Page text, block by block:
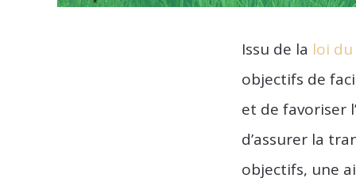
Issu de la loi du
objectifs de
et de favoriser
d’assurer la
objectifs, une